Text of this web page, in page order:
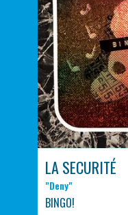
LA SECURITÉ
"Deny"
BINGO!